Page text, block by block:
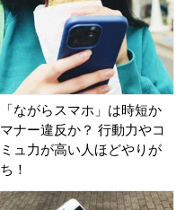
「ながらスマホ」は時短か
マナー違反か？ 行動力やコ
ミュ力が高い人ほどやりが
ち！